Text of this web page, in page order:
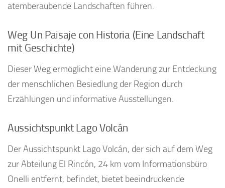
atemberaubende Landschaften führen.
Weg Un Paisaje con Historia (Eine Landschaft
mit Geschichte)
Dieser Weg ermöglicht eine Wanderung zur Entdeckung
der menschlichen Besiedlung der Region durch
Erzählungen und informative Ausstellungen.
Aussichtspunkt Lago Volcán
Der Aussichtspunkt Lago Volcán, der sich auf dem Weg
zur Abteilung El Rincón, 24 km vom Informationsbüro
Onelli entfernt, befindet, bietet beeindruckende